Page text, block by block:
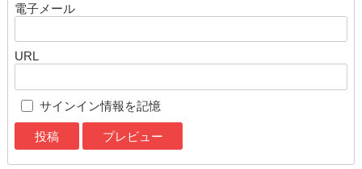
電子メール
URL
サインイン情報を記憶